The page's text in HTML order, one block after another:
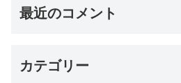
最近のコメント
カテゴリー